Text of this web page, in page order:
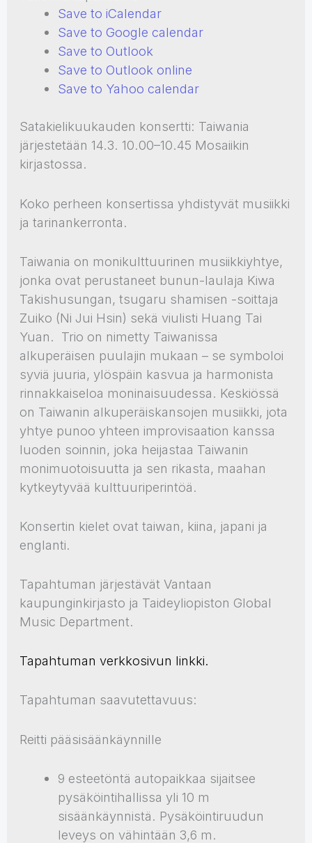
Save to iCalendar
Save to Google calendar
Save to Outlook
Save to Outlook online
Save to Yahoo calendar
Satakielikuukauden konsertti: Taiwania
järjestetään 14.3. 10.00–10.45 Mosaiikin
kirjastossa.
Koko perheen konsertissa yhdistyvät musiikki
ja tarinankerronta.
Taiwania on monikulttuurinen musiikkiyhtye,
jonka ovat perustaneet bunun-laulaja Kiwa
Takishusungan, tsugaru shamisen -soittaja
Zuiko (Ni Jui Hsin) sekä viulisti Huang Tai
Yuan. Trio on nimetty Taiwanissa
alkuperäisen puulajin mukaan – se symboloi
syviä juuria, ylöspäin kasvua ja harmonista
rinnakkaiseloa moninaisuudessa. Keskiössä
on Taiwanin alkuperäiskansojen musiikki, jota
yhtye punoo yhteen improvisaation kanssa
luoden soinnin, joka heijastaa Taiwanin
monimuotoisuutta ja sen rikasta, maahan
kytkeytyvää kulttuuriperintöä.
Konsertin kielet ovat taiwan, kiina, japani ja
englanti.
Tapahtuman järjestävät Vantaan
kaupunginkirjasto ja Taideyliopiston Global
Music Department.
Tapahtuman verkkosivun linkki.
Tapahtuman saavutettavuus:
Reitti pääsisäänkäynnille
9 esteetöntä autopaikkaa sijaitsee
pysäköintihallissa yli 10 m
sisäänkäynnistä. Pysäköintiruudun
leveys on vähintään 3,6 m.